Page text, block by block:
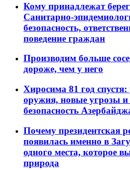
Кому принадлежат
Санитарно-
безопасность,
поведение граждан
Производим больше
дороже, чем у него
Хиросима 81 год
оружия, новые угрозы и
безопасность
Почему президентская
появилась именно в
одного места, которое
природа